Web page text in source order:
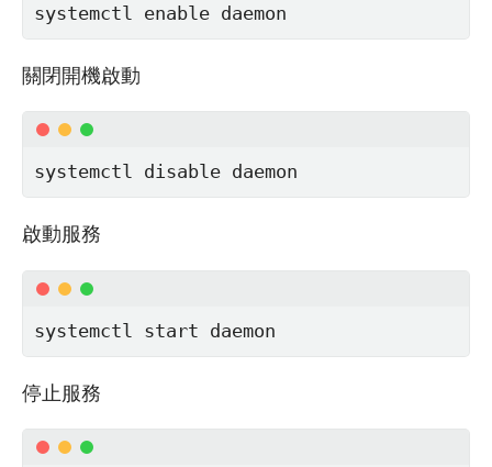
systemctl enable daemon
關閉開機啟動
systemctl disable daemon
啟動服務
systemctl start daemon
停止服務